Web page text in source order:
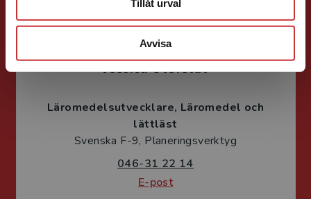
Tillåt urval
Avvisa
Jessica Olefeldt
Läromedelsutvecklare Läromedel och
lättläst
Svenska F-9, Planeringsverktyg
046-31 22 14
E-post